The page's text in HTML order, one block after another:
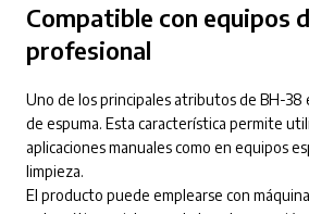
Compatible con equipos
profesional
Uno de los principales atributos de BH-38
de espuma. Esta característica permite
aplicaciones manuales como en equipos
limpieza.
El producto puede emplearse con